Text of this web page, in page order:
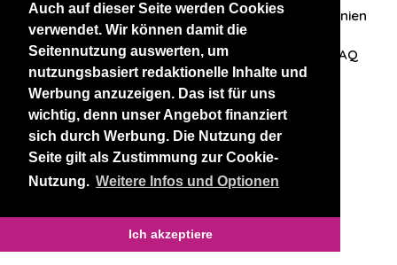
Auch auf dieser Seite werden Cookies
verwendet. Wir können damit die
Seitennutzung auswerten, um
nutzungsbasiert redaktionelle Inhalte und
Werbung anzuzeigen. Das ist für uns
wichtig, denn unser Angebot finanziert
sich durch Werbung. Die Nutzung der
Seite gilt als Zustimmung zur Cookie-
Nutzung. Weitere Infos und Optionen
Ich akzeptiere
Datenschutzerklärung AGB Datenschutzrichtlinien
Nehmen Sie Kontakt mit uns auf FAQ
Unsere anderen Websites
BlackAndBeauties RussianKisses